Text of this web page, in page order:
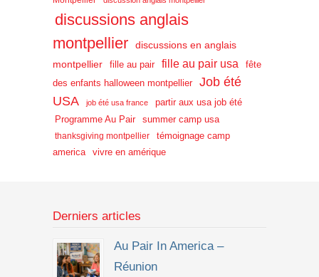
discussions anglais
montpellier
discussions en anglais
montpellier
fille au pair fille au pair usa
fête
des enfants halloween montpellier
Job été
USA
job été usa france
partir aux usa job été
Programme Au Pair
summer camp usa
thanksgiving montpellier
témoignage camp
america
vivre en amérique
Derniers articles
Au Pair In America –
Réunion